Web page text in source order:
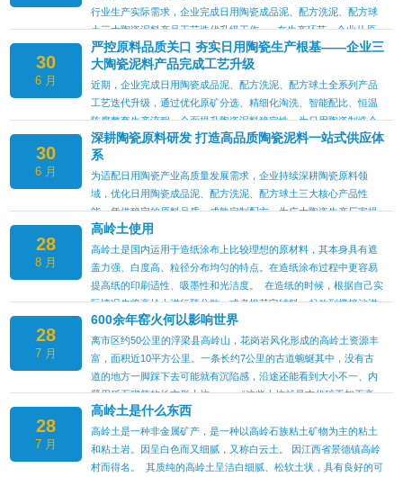
企业不断打磨完善原料产品矩阵。一方面夯实产品质量底线，…
行业生产实际需求，企业完成日用陶瓷成品泥、配方洗泥、配方球
土三大陶瓷泥料产品工艺迭代升级工作。 在生产环节，企业从原
料源头着手，优化原矿分选流程，推进精细化淘洗作业，落实智能
配比、恒温陈腐整套生产流程改造。通过全流程工艺优化，进一步
稳定泥料的可塑性、烧结性能，降低原料杂质带来的生产缺陷，为
下游陶瓷生产厂家提供稳定性更强的原料保障。 原料品质是陶瓷
产品的根基，本次工艺升级，聚焦实际生产痛点，把品质管控…
30
6 月
严控原料品质关口 夯实日用陶瓷生产根基——企业三
大陶瓷泥料产品完成工艺升级
近期，企业完成日用陶瓷成品泥、配方洗泥、配方球土全系列产品
工艺迭代升级，通过优化原矿分选、精细化淘洗、智能配比、恒温
陈腐整套生产流程，全面提升陶瓷泥料稳定性，为日用陶瓷制造企
业提供更优质、低损耗的原料选择，助力陶瓷行业提质降本。 陶
瓷坯体的成型效果、成品成色、烧制合格率，核心取决于泥料品
质。本次升级针对三大主力产品分别做针对性工艺优化： 针对日用
陶瓷成品泥，升级多级除铁、真空练泥设备，降低泥料内金属杂质
含量，优化陈腐周期，泥料可塑性、润滑度显著提升，成型时不易
出现起皮、断…
30
6 月
深耕陶瓷原料研发 打造高品质陶瓷泥料一站式供应体
系
为适配日用陶瓷产业高质量发展需求，企业持续深耕陶瓷原料领
域，优化日用陶瓷成品泥、配方洗泥、配方球土三大核心产品性
能，凭借稳定的原料品质、成熟定制配方，为广大陶瓷生产厂家提
供可靠原料解决方案，助力陶瓷制品品质升级。 日用陶瓷成品泥
是面向餐具、茶具、家居装饰瓷等日用瓷生产打造的标准化原料，
经过精细化研磨、除铁、陈腐等多道工序加工，泥料可塑性强、收
缩比例稳定，烧制后坯体细腻白净，无针孔、开裂等缺陷，适配滚
压、注浆、手工拉坯等多种成型工艺，大幅降低厂家生产损耗，提
升成品合格率…
28
8 月
高岭土使用
高岭土是国内运用于造纸涂布上比较理想的原材料，其本身具有遮
盖力强、白度高、粒径分布均匀的特点。在造纸涂布过程中更容易
提高纸的印刷适性、吸墨性和光洁度。 在造纸的时候，根据自己实
际情况先将高岭土进行预分散，或者根其它辅料一起放到搅拌池进
行分散。一般在预分散过程中的时候只要添加一小点分散剂（聚丙
烯酸钠或者其它有机分散剂）就可以达到预期的效果。然后再将预
分散好的白料和别的造纸涂布助剂一起添加进行备料等候使用。现
在国内用得最多的可以应用于造纸涂布上面的就是广东茂名银华高
岭土，该…
28
7 月
600余年窑火何以影响世界
离市区约50公里的浮梁县高岭山，花岗岩风化形成的高岭土资源丰
富，面积近10平方公里。一条长约7公里的古道蜿蜒其中，没有古
道的地方一脚踩下去可能就有沉陷感，沿途还能看到大小不一、内
壁用砾石砌筑的长方形土坑。 “这些土坑就是古代矿工加工高
岭土留下的淘洗池，整座高岭山都被当年矿采的尾砂覆盖了。”浮梁
瑶里瓷业原料产区发掘点负责人、江西省文物考古研究院副研究馆
员李兆云说，当年，矿工们沿着古道，将淘洗完的原料挑运至山下
码头，再转往各家瓷窑。而这种土也因山得名，贡献了世界制瓷业
28
7 月
高岭土是什么东西
高岭土是一种非金属矿产，是一种以高岭石族粘土矿物为主的粘土
和粘土岩。因呈白色而又细腻，又称白云土。 因江西省景德镇高岭
村而得名。 其质纯的高岭土呈洁白细腻、松软土状，具有良好的可